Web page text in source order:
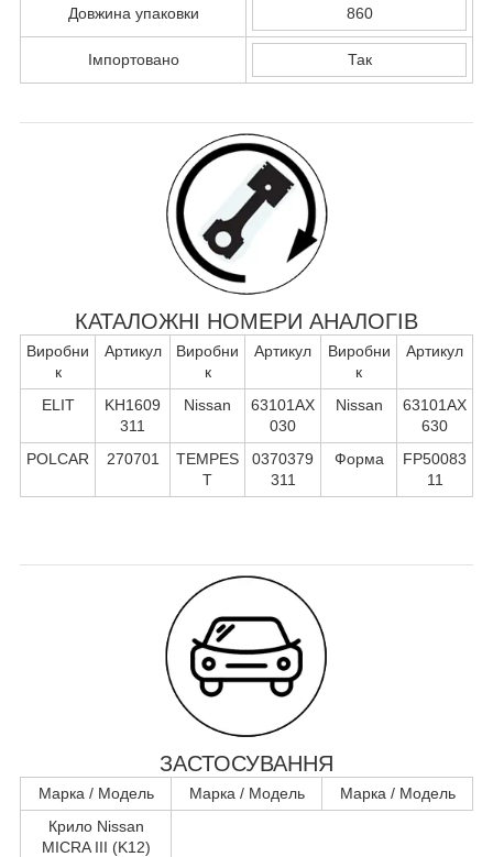
Довжина упаковки 860
Імпортовано Так
КАТАЛОЖНІ НОМЕРИ АНАЛОГІВ
Виробни
к
Артикул
Виробни
к
Артикул
Виробни
к
Артикул
ELIT
KH1609
311
Nissan
63101AX
030
Nissan
63101AX
630
POLCAR
270701
TEMPES
T
0370379
311
Форма
FP50083
11
ЗАСТОСУВАННЯ
Марка / Модель Марка / Модель
Марка / Модель
Крило Nissan
MICRA III (K12)